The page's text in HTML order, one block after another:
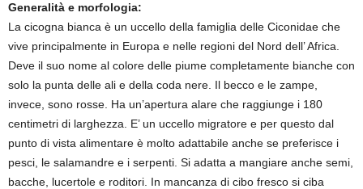
Generalità e morfologia:
La cicogna bianca è un uccello della famiglia delle Ciconidae che
vive principalmente in Europa e nelle regioni del Nord dell’ Africa.
Deve il suo nome al colore delle piume completamente bianche con
solo la punta delle ali e della coda nere. Il becco e le zampe,
invece, sono rosse. Ha un’apertura alare che raggiunge i 180
centimetri di larghezza. E’ un uccello migratore e per questo dal
punto di vista alimentare è molto adattabile anche se preferisce i
pesci, le salamandre e i serpenti. Si adatta a mangiare anche semi,
bacche, lucertole e roditori. In mancanza di cibo fresco si ciba